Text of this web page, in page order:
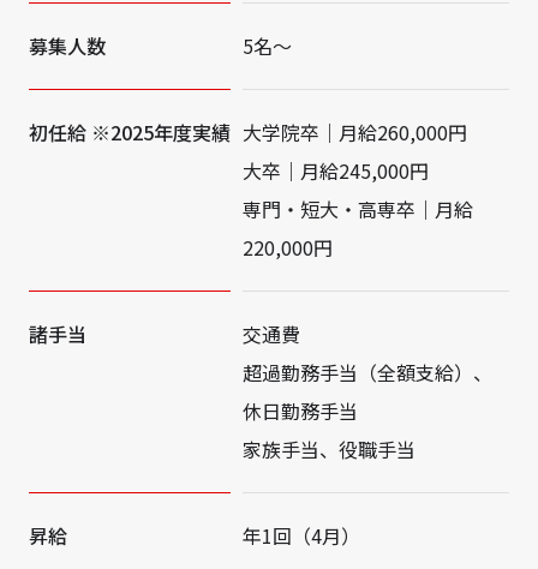
募集人数 5名～
初任給 ※2025年度実績 大学院卒｜月給260,000円
大卒｜月給245,000円
専門・短大・高専卒｜月給
220,000円
諸手当
交通費
超過勤務手当（全額支給）、
休日勤務手当
家族手当、役職手当
昇給 年1回（4月）